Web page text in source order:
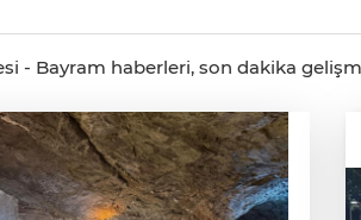
- Bayram haberleri, son dakika